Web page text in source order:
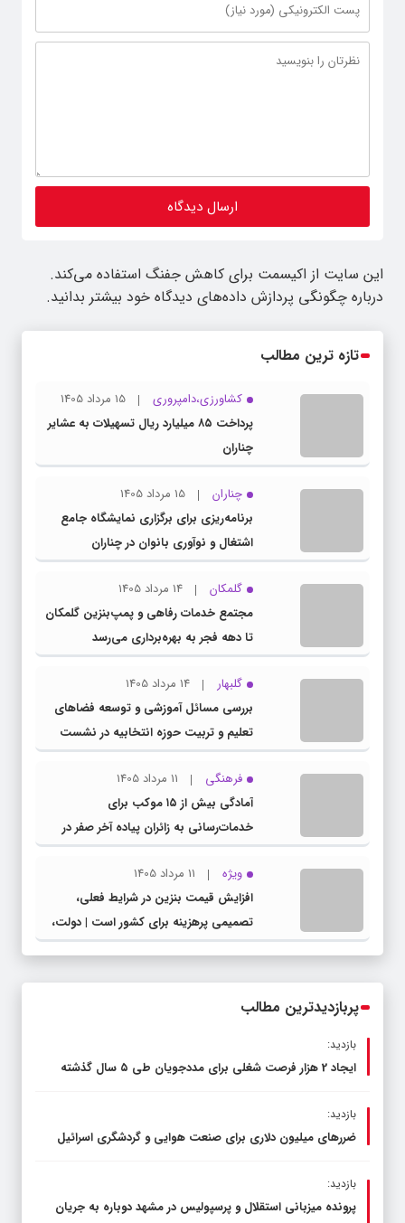
این سایت از اکیسمت برای کاهش جفنگ استفاده می‌کند.
درباره چگونگی پردازش داده‌های دیدگاه خود بیشتر بدانید.
تازه ترین مطالب
کشاورزی،دامپروری
15 مرداد 1405
پرداخت ۸۵ میلیارد ریال تسهیلات به عشایر
چناران
چناران
15 مرداد 1405
برنامه‌ریزی برای برگزاری نمایشگاه جامع
اشتغال و نوآوری بانوان در چناران
گلمکان
14 مرداد 1405
مجتمع خدمات رفاهی و پمپ‌بنزین گلمکان
تا دهه فجر به بهره‌برداری می‌رسد
گلبهار
14 مرداد 1405
بررسی مسائل آموزشی و توسعه فضاهای
تعلیم و تربیت حوزه انتخابیه در نشست
مشترک عضو کمیسیون آموزش مجلس با
مدیرکل آموزش و پرورش خراسان رضوی
فرهنگی
11 مرداد 1405
آمادگی بیش از ۱۵ موکب برای
خدمات‌رسانی به زائران پیاده آخر صفر در
شهرستان چناران
ویژه
11 مرداد 1405
افزایش قیمت بنزین در شرایط فعلی،
تصمیمی پرهزینه برای کشور است | دولت،
قاچاق سوخت و عوامل اصلی ناترازی را
پربازدیدترین مطالب
بازدید:
ایجاد 2 هزار فرصت شغلی برای مددجویان طی ۵ سال گذشته
بازدید:
ضررهای میلیون دلاری برای صنعت هوایی و گردشگری اسرائیل
بازدید:
پرونده میزبانی استقلال و پرسپولیس در مشهد دوباره به جریان